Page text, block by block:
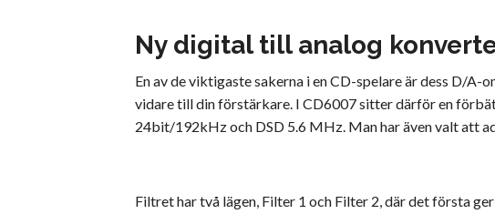
Ny digital till analog
En av de viktigaste sakerna i en CD-spelare är dess D/
vidare till din förstärkare. I CD6007 sitter därför en
24bit/192kHz och DSD 5.6 MHz. Man har även valt att
Filtret har två lägen, Filter 1 och Filter 2, där det första